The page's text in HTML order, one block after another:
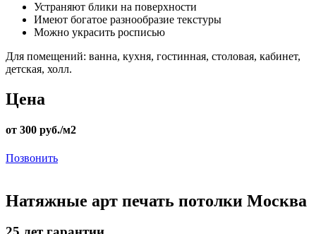
Устраняют блики на поверхности
Имеют богатое разнообразие текстуры
Можно украсить росписью
Для помещений: ванна, кухня, гостинная, столовая, кабинет,
детская, холл.
Цена
от 300 руб./м2
Позвонить
Натяжные арт печать потолки Москва